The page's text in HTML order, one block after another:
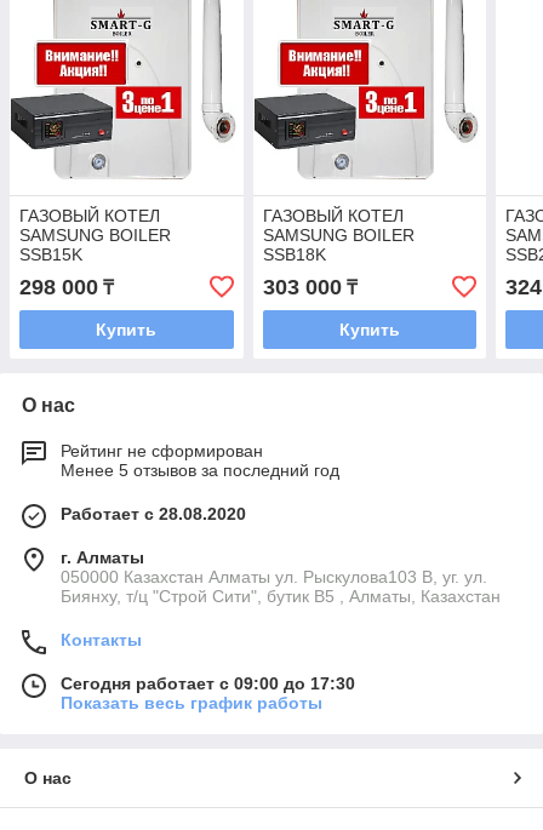
ГАЗОВЫЙ КОТЕЛ
SAMSUNG BOILER
SSB15K
298 000 ₸
Купить
ГАЗОВЫЙ КОТЕЛ
SAMSUNG BOILER
SSB18K
303 000₸
Купить
О нас
Рейтинг не сформирован
Менее 5 отзывов за последний год
Работает с 28.08.2020
г. Алматы
050000 Казахстан Алматы ул. Рыскулова103 В, уг. ул.
Биянху, т/ц "Строй Сити", бутик В5 , Алматы, Казахстан
Контакты
Сегодня работает с 09:00 до 17:30
Показать весь график работы
О нас